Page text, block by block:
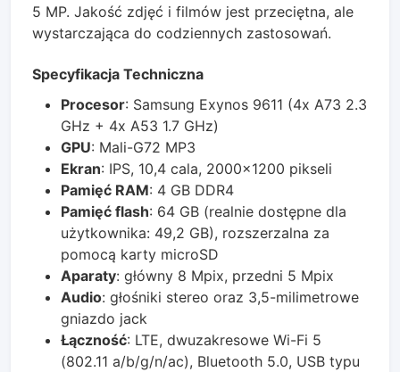
5 MP. Jakość zdjęć i filmów jest przeciętna, ale
wystarczająca do codziennych zastosowań.
Specyfikacja Techniczna
Procesor: Samsung Exynos 9611 (4x A73 2.3
GHz + 4x A53 1.7 GHz)
GPU: Mali-G72 MP3
Ekran: IPS, 10,4 cala, 2000x1200 pikseli
Pamięć RAM: 4 GB DDR4
Pamięć flash: 64 GB (realnie dostępne dla
użytkownika: 49,2 GB), rozszerzalna za
pomocą karty microSD
Aparaty: główny 8 Mpix, przedni 5 Mpix
Audio: głośniki stereo oraz 3,5-milimetrowe
gniazdo jack
Łączność: LTE, dwuzakresowe Wi-Fi 5
(802.11 a/b/g/n/ac), Bluetooth 5.0, USB typu